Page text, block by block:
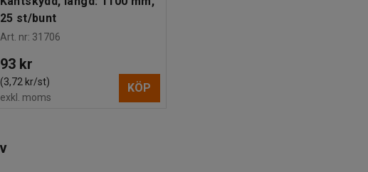
25 st/bunt
Art. nr: 31706
93 kr
(3,72 kr/st)
exkl. moms
KÖP